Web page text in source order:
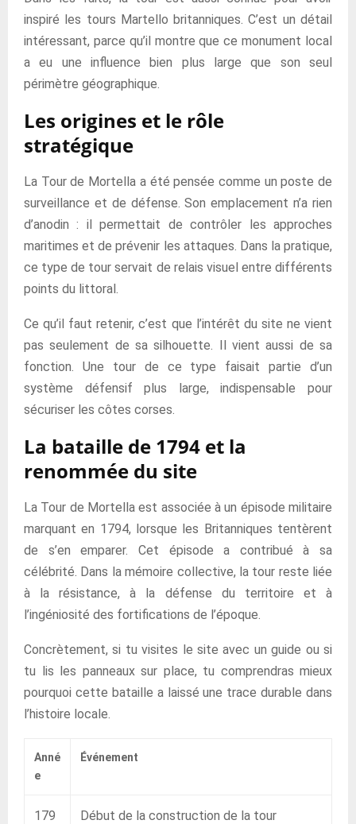
inspiré les tours Martello britanniques. C’est un détail
intéressant, parce qu’il montre que ce monument local
a eu une influence bien plus large que son seul
périmètre géographique.
Les origines et le rôle
stratégique
La Tour de Mortella a été pensée comme un poste de
surveillance et de défense. Son emplacement n’a rien
d’anodin : il permettait de contrôler les approches
maritimes et de prévenir les attaques. Dans la pratique,
ce type de tour servait de relais visuel entre différents
points du littoral.
Ce qu’il faut retenir, c’est que l’intérêt du site ne vient
pas seulement de sa silhouette. Il vient aussi de sa
fonction. Une tour de ce type faisait partie d’un
système défensif plus large, indispensable pour
sécuriser les côtes corses.
La bataille de 1794 et la
renommée du site
La Tour de Mortella est associée à un épisode militaire
marquant en 1794, lorsque les Britanniques tentèrent
de s’en emparer. Cet épisode a contribué à sa
célébrité. Dans la mémoire collective, la tour reste liée
à la résistance, à la défense du territoire et à
l’ingéniosité des fortifications de l’époque.
Concrètement, si tu visites le site avec un guide ou si
tu lis les panneaux sur place, tu comprendras mieux
pourquoi cette bataille a laissé une trace durable dans
l’histoire locale.
Anné
e
Événement
179
Début de la construction de la tour